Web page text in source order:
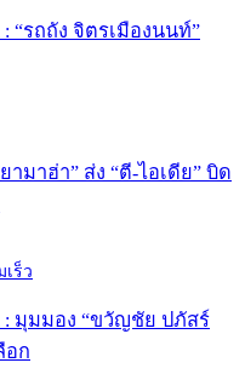
: “รถถัง จิตรเมืองนนท์”
ยามาฮ่า” ส่ง “ตี-ไอเดีย” บิด
เร็ว
: มุมมอง “ขวัญชัย ปภัสร์
อก